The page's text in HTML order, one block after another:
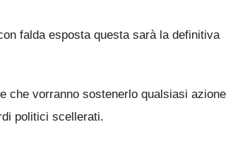
falda esposta questa sarà la definitiva
che vorranno sostenerlo qualsiasi azione
politici scellerati.